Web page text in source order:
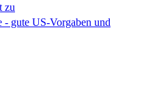
zu
gute US-Vorgaben und